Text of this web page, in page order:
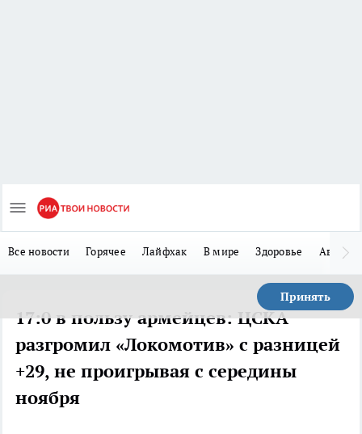
Все новости Горячее Лайфхак В мире Здоровье Авто
Принять
17:0 в пользу армейцев: ЦСКА
разгромил «Локомотив» с разницей
+29, не проигрывая с середины
ноября